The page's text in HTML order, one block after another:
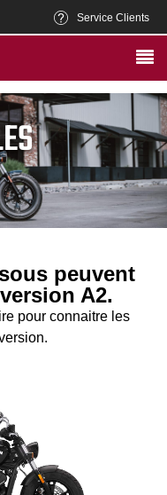
Service Clients
peuvent
A2.
pour connaitre les